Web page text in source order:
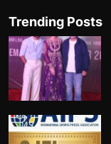
Trending Posts